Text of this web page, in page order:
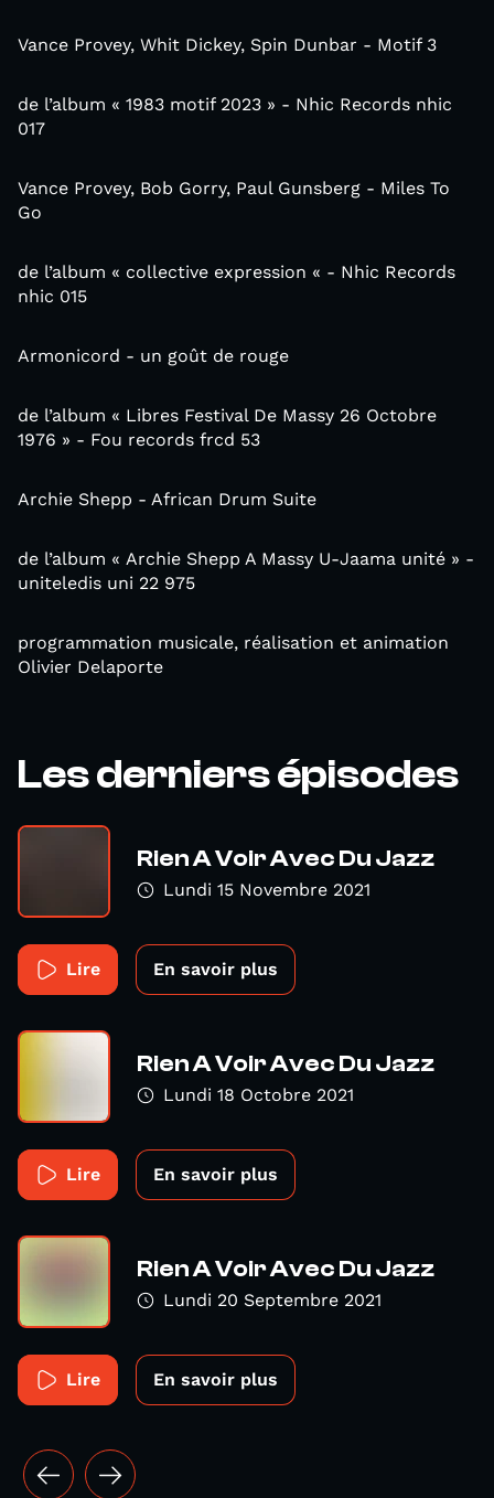
Vance Provey, Whit Dickey, Spin Dunbar - Motif 3
de l’album « 1983 motif 2023 » - Nhic Records nhic
017
Vance Provey, Bob Gorry, Paul Gunsberg - Miles To
Go
de l’album « collective expression « - Nhic Records
nhic 015
Armonicord - un goût de rouge
de l’album « Libres Festival De Massy 26 Octobre
1976 » - Fou records frcd 53
Archie Shepp - African Drum Suite
de l’album « Archie Shepp A Massy U-Jaama unité » -
uniteledis uni 22 975
programmation musicale, réalisation et animation
Olivier Delaporte
Les derniers épisodes
Rien A Voir Avec Du Jazz
Lundi 15 Novembre 2021
Lire En savoir plus
Rien A Voir Avec Du Jazz
Lundi 18 Octobre 2021
Lire En savoir plus
Rien A Voir Avec Du Jazz
Lundi 20 Septembre 2021
Lire En savoir plus